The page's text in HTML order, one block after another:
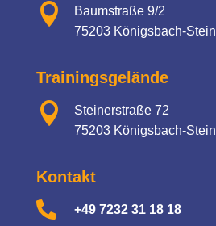

Baumstraße 9/2
75203 Königsbach-Stein
Trainingsgelände

Steinerstraße 72
75203 Königsbach-Stein
Kontakt
 +49 7232 31 18 18